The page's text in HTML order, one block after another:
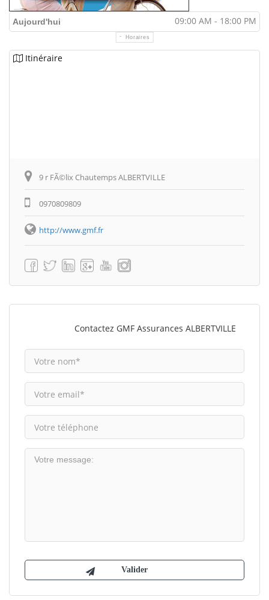
Aujourd'hui 09:00 AM - 18:00 PM
Horaires
Itinéraire
9 r FÃ©lix Chautemps ALBERTVILLE
0970809809
http://www.gmf.fr
Contactez GMF Assurances ALBERTVILLE